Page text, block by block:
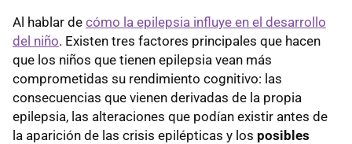
Al hablar de cómo la epilepsia influye en el desarrollo
del niño. Existen tres factores principales que hacen
que los niños que tienen epilepsia vean más
comprometidas su rendimiento cognitivo: las
consecuencias que vienen derivadas de la propia
epilepsia, las alteraciones que podían existir antes de
la aparición de las crisis epilépticas y los posibles